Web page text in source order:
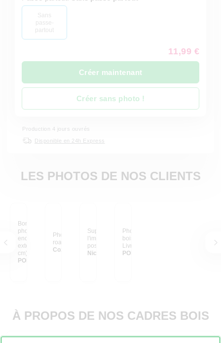
Sans
passe-
partout
11,99 €
Créer maintenant
Créer sans photo !
Production 4 jours ouvrés
Disponible en 24h Express
LES PHOTOS DE NOS CLIENTS
Bonjour, ci-joint une
photo du cadre photo
encadré en dimensions
extérieures : 69,1 x 49,1
cm), Cadre bois noir,
Passe-partout blanc (3
PONS Sébastien
Photo prise lors d'un
road trip aux usa
Cozic
Super résultat pour
l'impression de mon
poster + son cadre !
Nicolas de montpellier
Photo encadrée cadre
bois noir, très joli.
Livraison hyper rapide !
PONS Sébastien
À PROPOS DE NOS CADRES BOIS